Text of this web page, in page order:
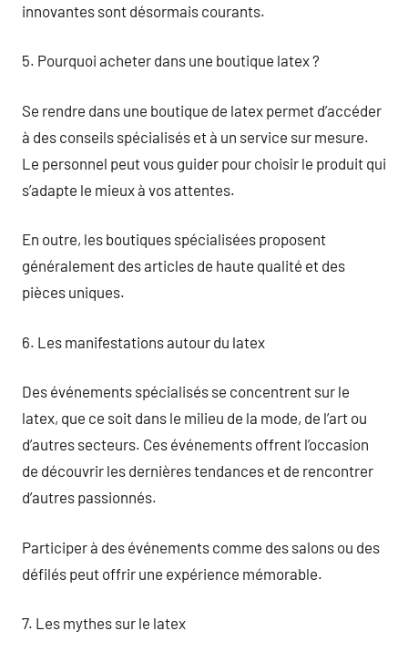
innovantes sont désormais courants.
5. Pourquoi acheter dans une boutique latex ?
Se rendre dans une boutique de latex permet d’accéder
à des conseils spécialisés et à un service sur mesure.
Le personnel peut vous guider pour choisir le produit qui
s’adapte le mieux à vos attentes.
En outre, les boutiques spécialisées proposent
généralement des articles de haute qualité et des
pièces uniques.
6. Les manifestations autour du latex
Des événements spécialisés se concentrent sur le
latex, que ce soit dans le milieu de la mode, de l’art ou
d’autres secteurs. Ces événements offrent l’occasion
de découvrir les dernières tendances et de rencontrer
d’autres passionnés.
Participer à des événements comme des salons ou des
défilés peut offrir une expérience mémorable.
7. Les mythes sur le latex